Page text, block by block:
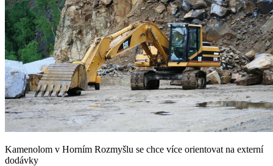
Kamenolom v Horním Rozmyšlu se chce více orientovat na externí
dodávky